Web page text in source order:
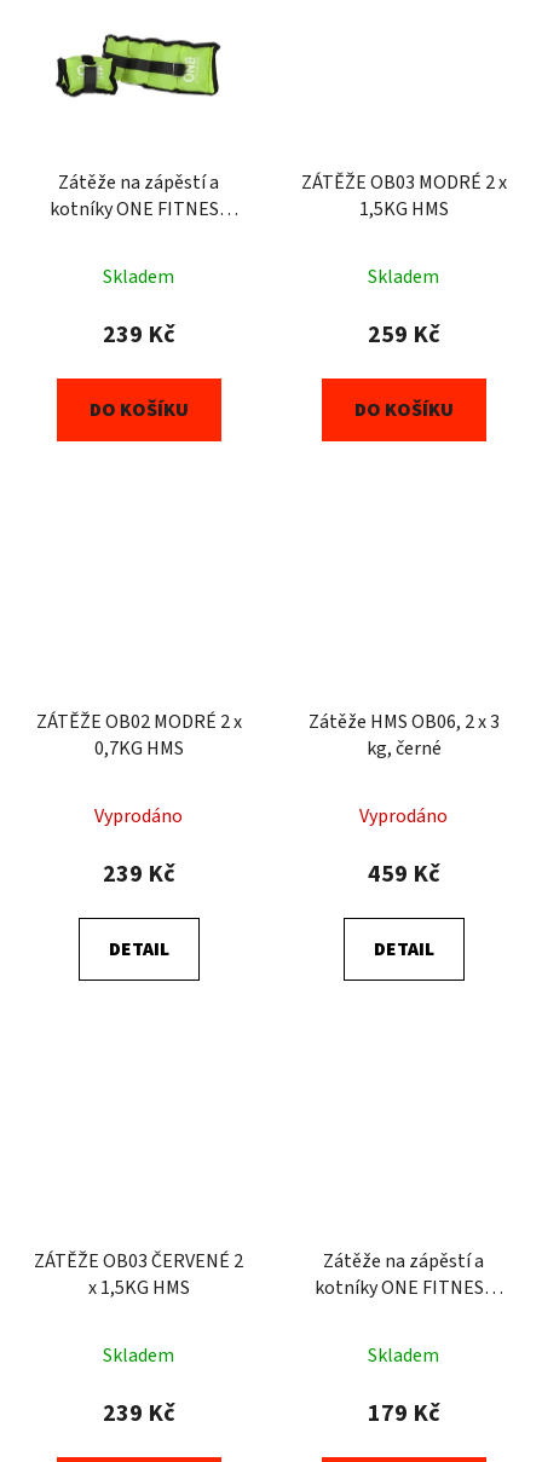
Zátěže na zápěstí a
kotníky ONE FITNESS
Skladem
239 Kč
DO KOŠÍKU
ZÁTĚŽE OB03 MODRÉ 2 x
1,5KG HMS
Skladem
259 Kč
DO KOŠÍKU
ZÁTĚŽE OB02 MODRÉ 2 x
0,7KG HMS
Vyprodáno
239 Kč
DETAIL
Zátěže HMS OB06, 2 x 3
kg, černé
Vyprodáno
459 Kč
DETAIL
ZÁTĚŽE OB03 ČERVENÉ 2
x 1,5KG HMS
Skladem
239 Kč
Zátěže na zápěstí a
kotníky ONE FITNESS
Skladem
179 Kč